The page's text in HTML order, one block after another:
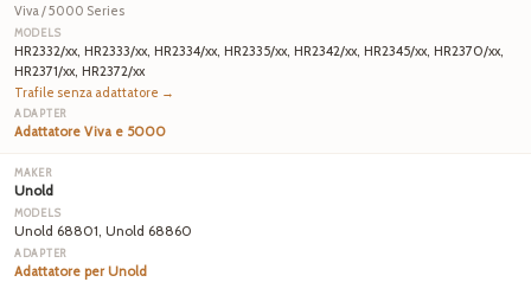
Viva / 5000 Series
HR2332/xx, HR2333/xx, HR2334/xx, HR2335/xx, HR2342/xx, HR2345/xx, HR2370/xx,
HR2371/xx, HR2372/xx
Trafile senza adattatore →
Adattatore Viva e 5000
Unold
Unold 68801, Unold 68860
Adattatore per Unold